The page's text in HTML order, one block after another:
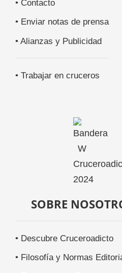
• Contacto
• Enviar notas de prensa
• Alianzas y Publicidad
• Trabajar en cruceros
SOBRE
• Descubre Cruceroadicto
• Filosofía y Normas